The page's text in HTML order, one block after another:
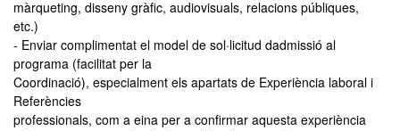
màrqueting, disseny gràfic, audiovisuals, relacions públiques,
etc.)
- Enviar complimentat el model de sol·licitud dadmissió al
programa (facilitat per la
Coordinació), especialment els apartats de Experiència laboral i
Referències
professionals, com a eina per a confirmar aquesta experiència